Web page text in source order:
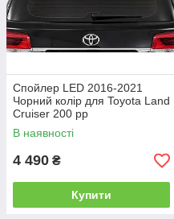
Спойлер LED 2016-2021
Чорний колір для Toyota Land
Cruiser 200 рр
В наявності
4 490 ₴
Купити